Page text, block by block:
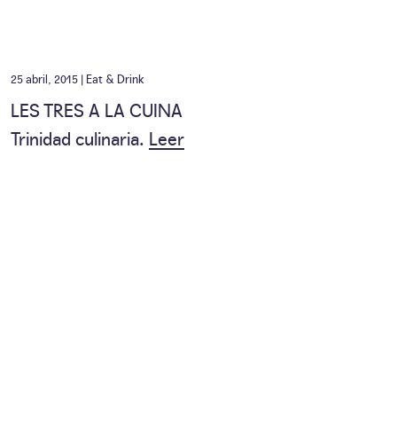
25 abril, 2015 | Eat & Drink
LES TRES A LA CUINA
Trinidad culinaria. Leer